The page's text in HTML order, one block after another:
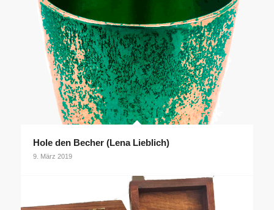
Hole den Becher (Lena Lieblich)
9. März 2019